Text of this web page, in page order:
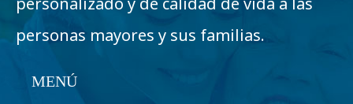
personas mayores y sus familias.
MENÚ